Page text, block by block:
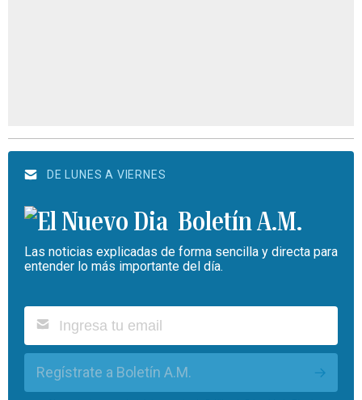
DE LUNES A VIERNES
Boletín A.M.
Las noticias explicadas de forma sencilla y directa para
entender lo más importante del día.
Regístrate a Boletín A.M.